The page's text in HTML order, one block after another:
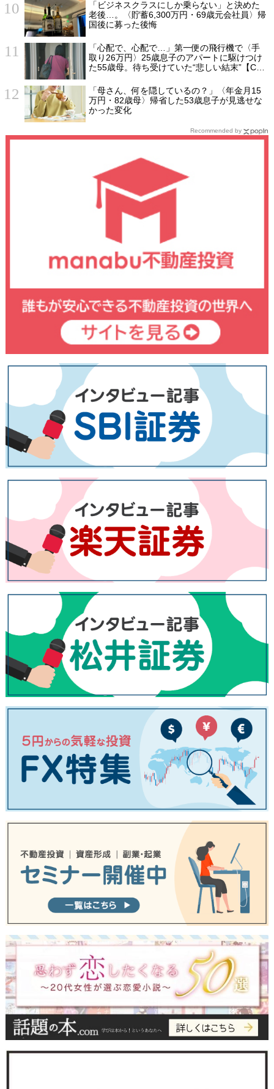
「ビジネスクラスにしか乗らない」と決めた
老後…。〈貯蓄6,300万円・69歳元会社員〉帰
国後に募った後悔
「心配で、心配で…」第一便の飛行機で〈手
取り26万円〉25歳息子のアパートに駆けつけ
た55歳母。待ち受けていた“悲しい結末”【CFP
「母さん、何を隠しているの？」〈年金月15
万円・82歳母〉帰省した53歳息子が見逃せな
かった変化
Recommended by